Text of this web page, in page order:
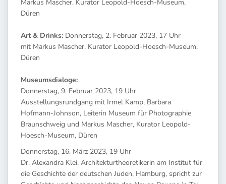
Markus Mascher, Kurator Leopold-Hoesch-Museum,
Düren
Art & Drinks: Donnerstag, 2. Februar 2023, 17 Uhr
mit Markus Mascher, Kurator Leopold-Hoesch-Museum,
Düren
Museumsdialoge:
Donnerstag, 9. Februar 2023, 19 Uhr
Ausstellungsrundgang mit Irmel Kamp, Barbara
Hofmann-Johnson, Leiterin Museum für Photographie
Braunschweig und Markus Mascher, Kurator Leopold-
Hoesch-Museum, Düren
Donnerstag, 16. März 2023, 19 Uhr
Dr. Alexandra Klei, Architekturtheoretikerin am Institut für
die Geschichte der deutschen Juden, Hamburg, spricht zur